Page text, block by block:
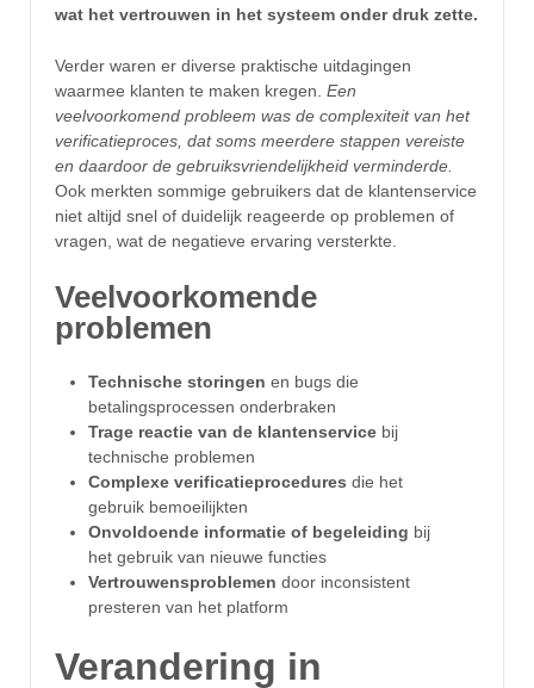
wat het vertrouwen in het systeem onder druk zette.
Verder waren er diverse praktische uitdagingen
waarmee klanten te maken kregen. Een
veelvoorkomend probleem was de complexiteit van het
verificatieproces, dat soms meerdere stappen vereiste
en daardoor de gebruiksvriendelijkheid verminderde.
Ook merkten sommige gebruikers dat de klantenservice
niet altijd snel of duidelijk reageerde op problemen of
vragen, wat de negatieve ervaring versterkte.
Veelvoorkomende
problemen
Technische storingen en bugs die
betalingsprocessen onderbraken
Trage reactie van de klantenservice bij
technische problemen
Complexe verificatieprocedures die het
gebruik bemoeilijkten
Onvoldoende informatie of begeleiding bij
het gebruik van nieuwe functies
Vertrouwensproblemen door inconsistent
presteren van het platform
Verandering in